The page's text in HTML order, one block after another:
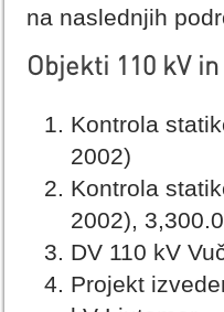
na naslednjih
Objekti 110 kV in
Kontrola
2002)
Kontrola
2002),
DV 110 kV
Projekt